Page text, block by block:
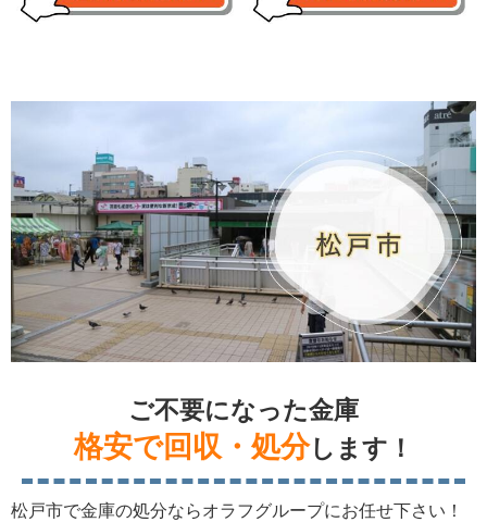
ご不要になった金庫
格安で回収・処分します！
松戸市で金庫の処分ならオラフグループにお任せ下さい！